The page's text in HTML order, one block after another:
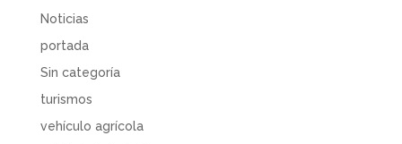
Noticias
portada
Sin categoría
turismos
vehículo agrícola